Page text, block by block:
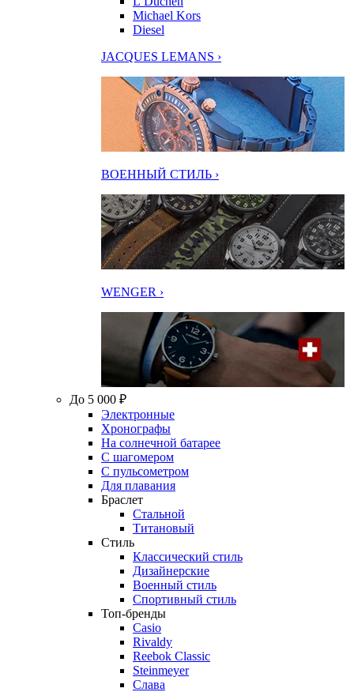
Michael Kors
Diesel
JACQUES LEMANS ›
ВОЕННЫЙ СТИЛЬ ›
WENGER ›
До 5 000 ₽
Электронные
Хронографы
На солнечной батарее
С шагомером
С пульсометром
Для плавания
Браслет
Стальной
Титановый
Стиль
Классический стиль
Дизайнерские
Военный стиль
Спортивный стиль
Топ-бренды
Casio
Rivaldy
Reebok Classic
Steinmeyer
Слава